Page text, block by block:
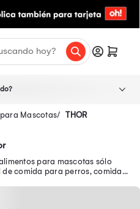
Mascotas THOR
para mascotas sólo
comida para perros, comida